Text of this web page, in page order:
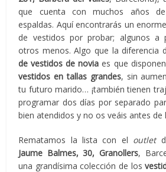
que cuenta con muchos años
espaldas. Aquí encontrarás un
de vestidos por probar; algunos a
otros menos. Algo que la diferencia
de vestidos de novia es que
vestidos en tallas grandes, sin
tu futuro marido… ¡también tienen
programar dos días por separado
bien atendidos y no os veáis antes de
Rematamos la lista con el outlet
Jaume Balmes, 30, Granollers,
una grandísima colección de los